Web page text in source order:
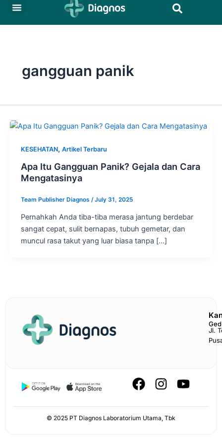
Skip
gangguan panik
KESEHATAN, Artikel Terbaru
Apa Itu Gangguan Panik? Gejala dan Cara
Mengatasinya
Team Publisher Diagnos /July 31, 2025
Pernahkah Anda tiba-tiba merasa jantung berdebar
sangat cepat, sulit bernapas, tubuh gemetar, dan
muncul rasa takut yang luar biasa tanpa […]
Jl.
F
a
c
e
I
n
s
t
Y
o
u
© 2025 PT Diagnos Laboratorium Utama, Tbk